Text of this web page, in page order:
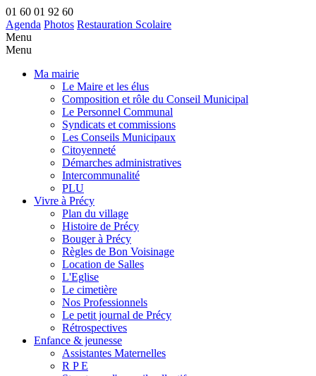
01 60 01 92 60
Agenda Photos Restauration Scolaire
Menu
Menu
Ma mairie
Le Maire et les élus
Composition et rôle du Conseil Municipal
Le Personnel Communal
Syndicats et commissions
Les Conseils Municipaux
Citoyenneté
Démarches administratives
Intercommunalité
PLU
Vivre à Précy
Plan du village
Histoire de Précy
Bouger à Précy
Règles de Bon Voisinage
Location de Salles
L'Eglise
Le cimetière
Nos Professionnels
Le petit journal de Précy
Rétrospectives
Enfance & jeunesse
Assistantes Maternelles
R P E